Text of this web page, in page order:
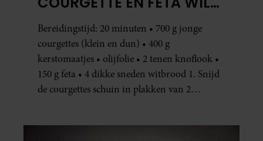
JE METEEN MAKEN
Bereidingstijd: 20 minuten • 700 g jonge
courgettes (klein en dun) • 400 g
kerstomaatjes • olijfolie • 2 tenen knoflook •
150 g feta • 4 dikke sneden witbrood 1. Snijd
de courgettes schuin in plakken van 2